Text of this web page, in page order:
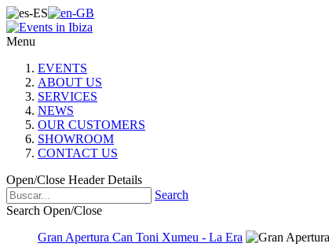
Menu
EVENTS
ABOUT US
SERVICES
NEWS
OUR CUSTOMERS
SHOWROOM
CONTACT US
Open/Close Header Details
Search
Search Open/Close
Gran Apertura Can Toni Xumeu - La Era